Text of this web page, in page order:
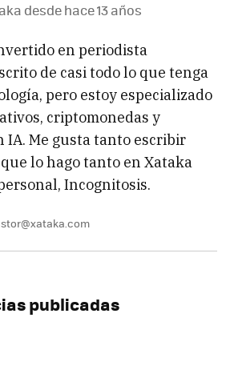
desdehace 13 años
en periodista
de casi todo lo que tenga
pero estoy especializado
criptomonedas y
IA. Me gusta tanto escribir
lo hago tanto en Xataka
Incognitosis.
publicadas